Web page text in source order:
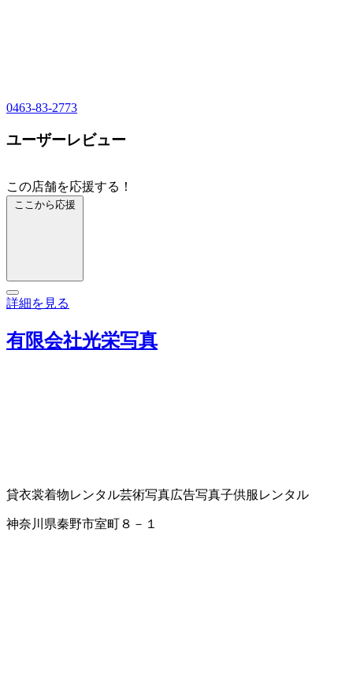
0463-83-2773
ユーザーレビュー
この店舗を応援する！
ここから応援
詳細を見る
有限会社光栄写真
貸衣裳着物レンタル芸術写真広告写真子供服レンタル
神奈川県秦野市室町８－１